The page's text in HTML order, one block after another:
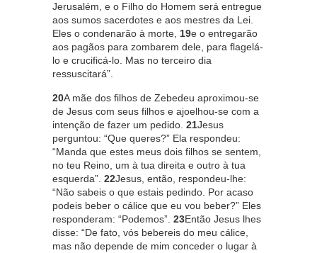
Jerusalém, e o Filho do Homem será entregue
aos sumos sacerdotes e aos mestres da Lei.
Eles o condenarão à morte, 19e o entregarão
aos pagãos para zombarem dele, para flagelá-
lo e crucificá-lo. Mas no terceiro dia
ressuscitará”.
20A mãe dos filhos de Zebedeu aproximou-se
de Jesus com seus filhos e ajoelhou-se com a
intenção de fazer um pedido. 21Jesus
perguntou: “Que queres?” Ela respondeu:
“Manda que estes meus dois filhos se sentem,
no teu Reino, um à tua direita e outro à tua
esquerda”. 22Jesus, então, respondeu-lhe:
“Não sabeis o que estais pedindo. Por acaso
podeis beber o cálice que eu vou beber?” Eles
responderam: “Podemos”. 23Então Jesus lhes
disse: “De fato, vós bebereis do meu cálice,
mas não depende de mim conceder o lugar à